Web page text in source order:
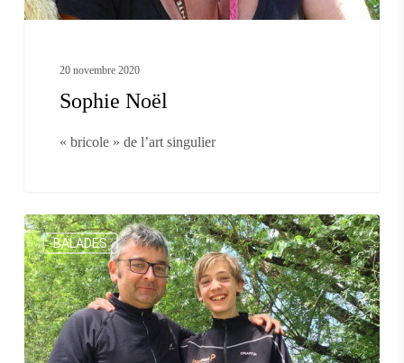
20 novembre 2020
Sophie Noël
« bricole » de l’art singulier
L’épopée
cycliste
d’Abel
et
son
BALADES